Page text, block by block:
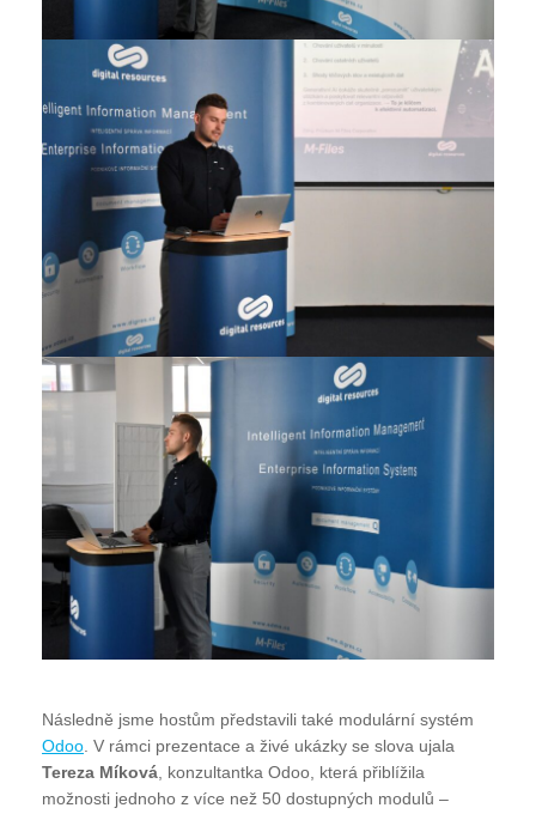
Následně jsme hostům představili také modulární systém
Odoo. V rámci prezentace a živé ukázky se slova ujala
Tereza Míková, konzultantka Odoo, která přiblížila
možnosti jednoho z více než 50 dostupných modulů –